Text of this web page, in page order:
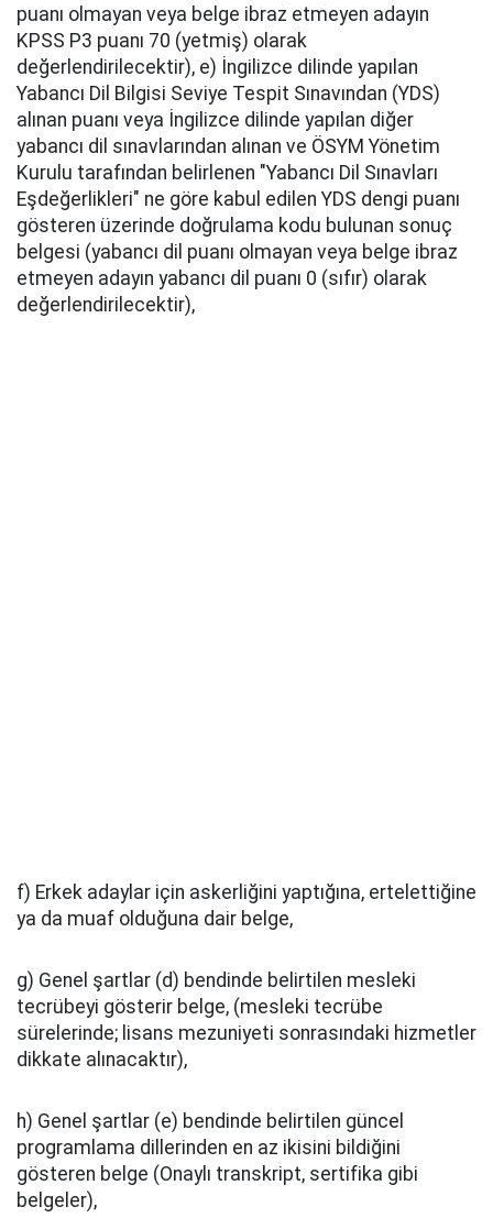
puanı olmayan veya belge ibraz etmeyen adayın
KPSS P3 puanı 70 (yetmiş) olarak
değerlendirilecektir), e) İngilizce dilinde yapılan
Yabancı Dil Bilgisi Seviye Tespit Sınavından (YDS)
alınan puanı veya İngilizce dilinde yapılan diğer
yabancı dil sınavlarından alınan ve ÖSYM Yönetim
Kurulu tarafından belirlenen "Yabancı Dil Sınavları
Eşdeğerlikleri" ne göre kabul edilen YDS dengi puanı
gösteren üzerinde doğrulama kodu bulunan sonuç
belgesi (yabancı dil puanı olmayan veya belge ibraz
etmeyen adayın yabancı dil puanı 0 (sıfır) olarak
değerlendirilecektir),
f) Erkek adaylar için askerliğini yaptığına, ertelettiğine
ya da muaf olduğuna dair belge,
g) Genel şartlar (d) bendinde belirtilen mesleki
tecrübeyi gösterir belge, (mesleki tecrübe
sürelerinde; lisans mezuniyeti sonrasındaki hizmetler
dikkate alınacaktır),
h) Genel şartlar (e) bendinde belirtilen güncel
programlama dillerinden en az ikisini bildiğini
gösteren belge (Onaylı transkript, sertifika gibi
belgeler),